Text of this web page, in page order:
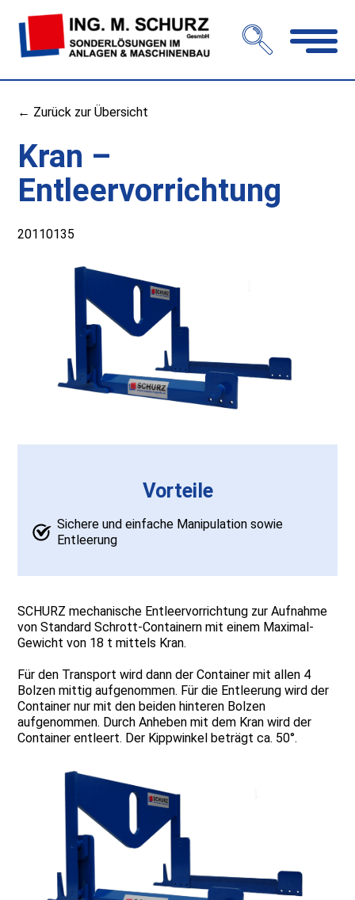
← Zurück zur Übersicht
Kran –
Entleervorrichtung
20110135
Vorteile
Sichere und einfache Manipulation sowie
Entleerung
SCHURZ mechanische Entleervorrichtung zur Aufnahme
von Standard Schrott-Containern mit einem Maximal-
Gewicht von 18 t mittels Kran.
Für den Transport wird dann der Container mit allen 4
Bolzen mittig aufgenommen. Für die Entleerung wird der
Container nur mit den beiden hinteren Bolzen
aufgenommen. Durch Anheben mit dem Kran wird der
Container entleert. Der Kippwinkel beträgt ca. 50°.